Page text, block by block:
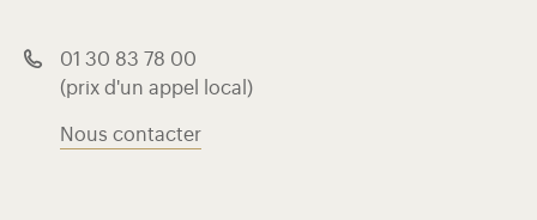
01 30 83 78 00
(prix d'un appel local)
Nous contacter